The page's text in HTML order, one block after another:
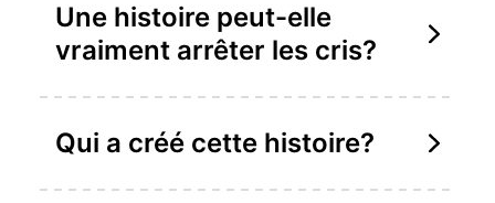
Une histoire peut-elle
vraiment arrêter les cris?
Qui a créé cette histoire?